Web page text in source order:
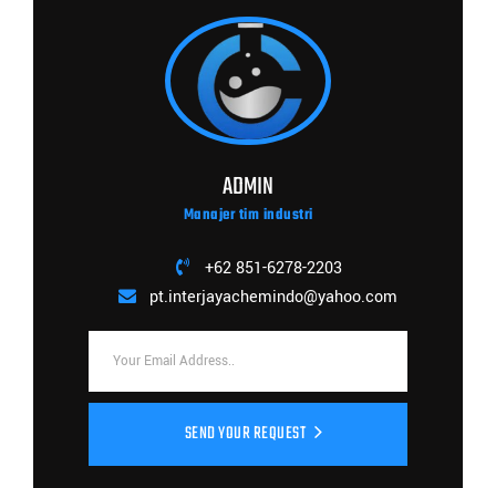
ADMIN
Manajer tim industri
+62 851-6278-2203
pt.interjayachemindo@yahoo.com
SEND YOUR REQUEST